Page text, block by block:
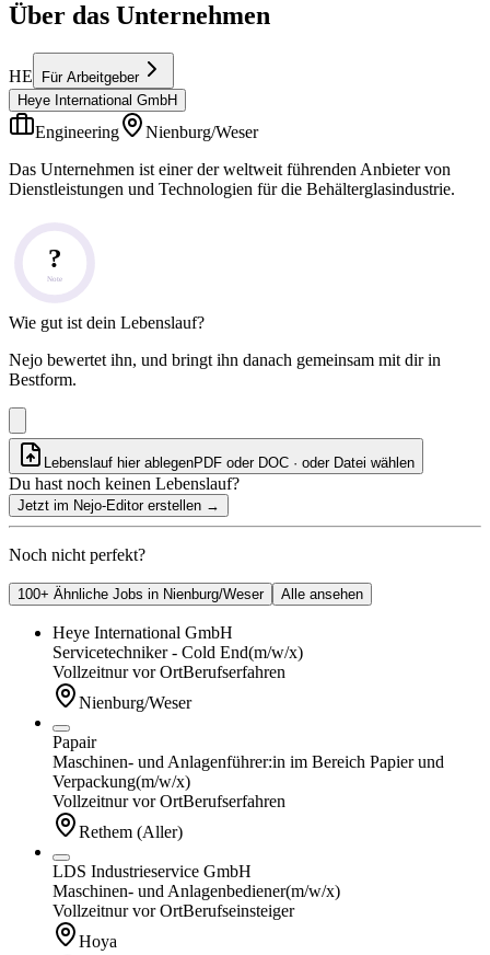
Über das Unternehmen
HE
Für Arbeitgeber
Heye International GmbH
Engineering
Nienburg/Weser
Das Unternehmen ist einer der weltweit führenden Anbieter von
Dienstleistungen und Technologien für die Behälterglasindustrie.
?
Note
Wie gut ist dein Lebenslauf?
Nejo bewertet ihn, und bringt ihn danach gemeinsam mit dir in
Bestform.
Lebenslauf hier ablegenPDF oder DOC · oder Datei wählen
Du hast noch keinen Lebenslauf?
Jetzt im Nejo-Editor erstellen →
Noch nicht perfekt?
100+ Ähnliche Jobs in Nienburg/Weser Alle ansehen
Heye International GmbH
Servicetechniker - Cold End(m/w/x)
Vollzeitnur vor OrtBerufserfahren
Nienburg/Weser
Papair
Maschinen- und Anlagenführer:in im Bereich Papier und
Verpackung(m/w/x)
Vollzeitnur vor OrtBerufserfahren
Rethem (Aller)
LDS Industrieservice GmbH
Maschinen- und Anlagenbediener(m/w/x)
Vollzeitnur vor OrtBerufseinsteiger
Hoya